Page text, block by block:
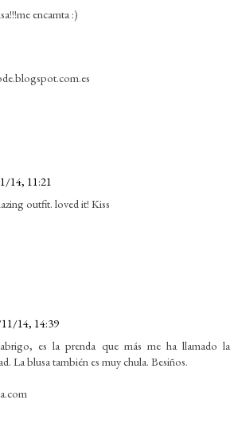
encamta :)
14, 11:21
outfit. loved it! Kiss
14, 14:39
es la prenda que más me ha llamado la
La blusa también es muy chula. Besiños.